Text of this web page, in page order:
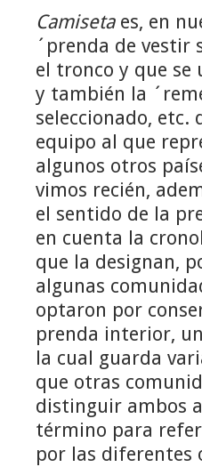
Camisetaes, en
´prenda de vestir
el tronco y que se
y también la
seleccionado, etc.
equipo al que
algunos otros
vimos recién,
el sentido de la
en cuenta la
que la designan,
algunas
optaron por
prenda interior,
la cual guarda
que otras
distinguir ambos
término para
por las diferentes